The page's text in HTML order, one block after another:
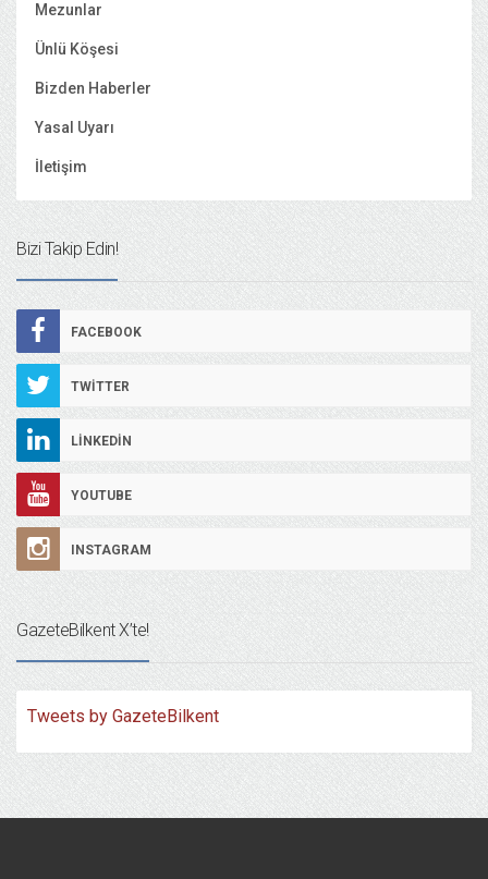
Mezunlar
Ünlü Köşesi
Bizden Haberler
Yasal Uyarı
İletişim
Bizi Takip Edin!
FACEBOOK
TWITTER
LINKEDIN
YOUTUBE
INSTAGRAM
GazeteBilkent X’te!
Tweets by GazeteBilkent